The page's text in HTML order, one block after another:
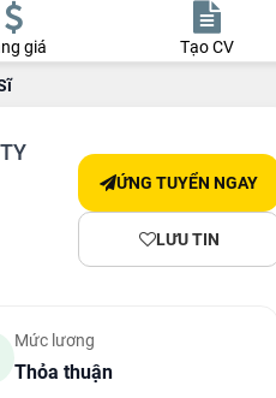
giá Tạo CV
ỨNG TUYỂN NGAY
LƯU TIN
Mức lương
Thỏa thuận